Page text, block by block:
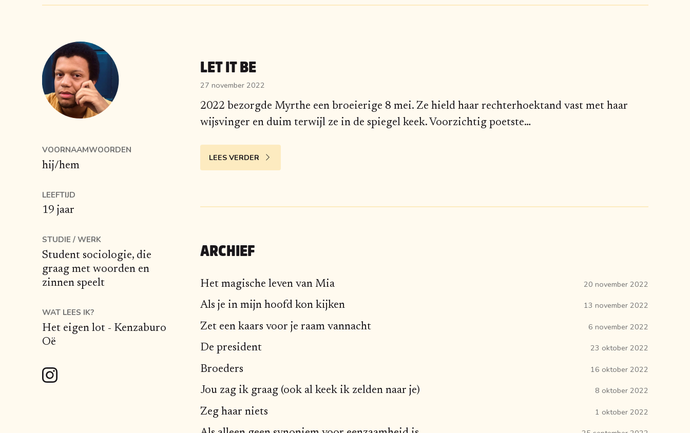
VOORNAAMWOORDEN
hij/hem
LEEFTIJD
19 jaar
STUDIE / WERK
Student sociologie, die
graag met woorden en
zinnen speelt
WAT LEES IK?
Het eigen lot - Kenzaburo
Oë
LET IT BE
27 november 2022
2022 bezorgde Myrthe een broeierige 8 mei. Ze hield haar rechterhoektand vast met haar
wijsvinger en duim terwijl ze in de spiegel keek. Voorzichtig poetste…
LEES VERDER
ARCHIEF
20 november 2022
Het magische leven van Mia
13 november 2022
Als je in mijn hoofd kon kijken
6 november 2022
Zet een kaars voor je raam vannacht
23 oktober 2022
De president
16 oktober 2022
Broeders
8 oktober 2022
Jou zag ik graag (ook al keek ik zelden naar je)
1 oktober 2022
Zeg haar niets